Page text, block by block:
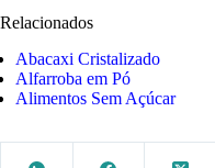
Relacionados
Abacaxi Cristalizado
Alfarroba em Pó
Alimentos Sem Açúcar